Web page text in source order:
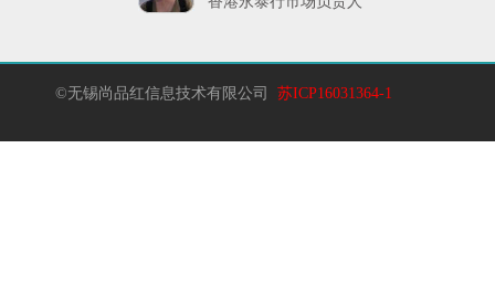
©无锡尚品红信息技术有限公司 苏ICP16031364-1